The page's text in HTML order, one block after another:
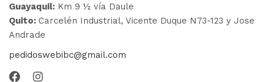
Guayaquil: Km 9 ½ vía Daule
Quito: Carcelén Industrial, Vicente Duque N73-123 y Jose
Andrade
pedidoswebibc@gmail.com